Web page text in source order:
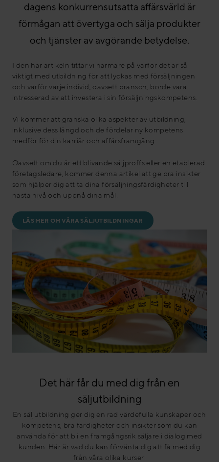
dagens konkurrensutsatta affärsvärld är
förmågan att övertyga och sälja produkter
och tjänster av avgörande betydelse.
I den här artikeln tittar vi närmare på varför det är så
viktigt med utbildning för att lyckas med försäljningen
och varför varje individ, oavsett bransch, borde vara
intresserad av att investera i sin försäljningskompetens.
Vi kommer att granska olika aspekter av utbildning,
inklusive dess längd och de fördelar ny kompetens
medför för din karriär och affärsframgång.
Oavsett om du är ett blivande säljproffs eller en etablerad
företagsledare, kommer denna artikel att ge bra insikter
som hjälper dig att ta dina försäljningsfärdigheter till
nästa nivå och uppnå dina mål.
LÄS MER OM VÅRA SÄLJUTBILDNINGAR
Det här får du med dig från en
säljutbildning
En säljutbildning ger dig en rad värdefulla kunskaper och
kompetens, bra färdigheter och insikter som du kan
använda för att bli en framgångsrik säljare i dialog med
kunden. Här är vad du kan förvänta dig att få med dig
från våra olika kurser: